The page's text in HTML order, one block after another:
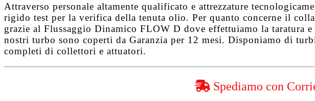
Attraverso personale altamente qualificato e attrezzature
rigido test per la verifica della tenuta olio. Per quanto concerne il
grazie al Flussaggio Dinamico FLOW D dove effettuiamo la taratura
nostri turbo sono coperti da Garanzia per 12 mesi. Disponiamo di
completi di collettori e attuatori.
Spediamo con